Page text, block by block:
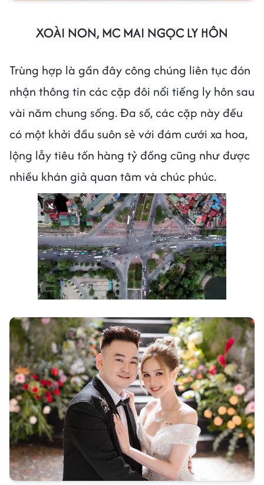
XOÀI NON, MC MAI NGỌC LY HÔN
Trùng hợp là gần đây công chúng liên tục đón
nhận thông tin các cặp đôi nổi tiếng ly hôn sau
vài năm chung sống. Đa số, các cặp này đều
có một khởi đầu suôn sẻ với đám cưới xa hoa,
lộng lẫy tiêu tốn hàng tỷ đồng cũng như được
nhiều khán giả quan tâm và chúc phúc.